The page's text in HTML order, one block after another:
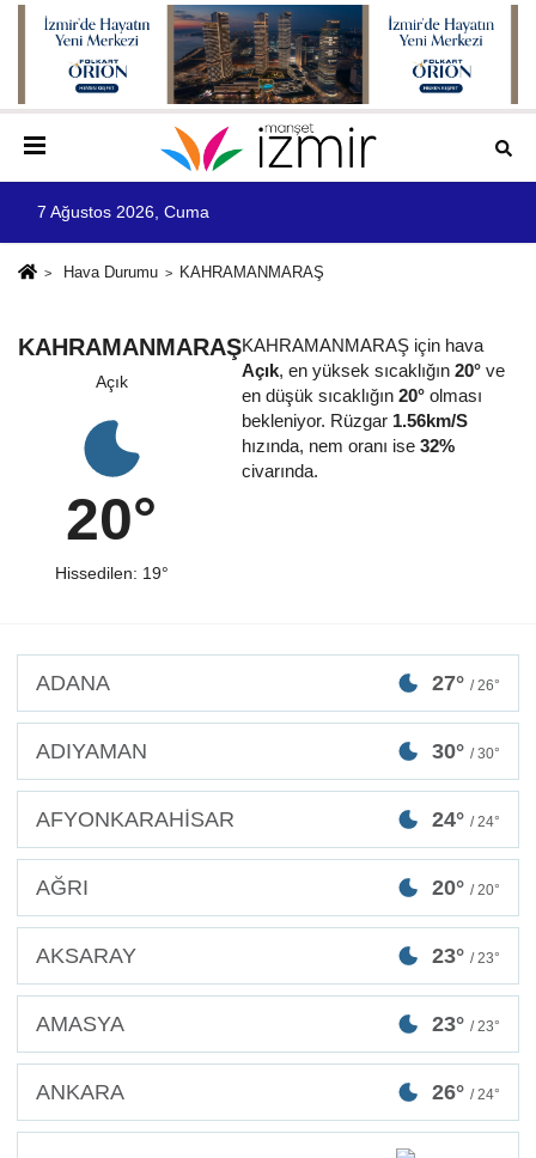
7 Ağustos 2026, Cuma
Hava Durumu KAHRAMANMARAŞ
KAHRAMANMARAŞ
Açık
20°
Hissedilen: 19°
KAHRAMANMARAŞ için hava
Açık, en yüksek sıcaklığın 20°ve
en düşük sıcaklığın 20°olması
bekleniyor. Rüzgar 1.56km/S
hızında, nem oranı ise 32%
civarında.
ADANA 27° / 26°
ADIYAMAN 30° / 30°
AFYONKARAHİSAR 24° / 24°
AĞRI 20° / 20°
AKSARAY 23° / 23°
AMASYA 23° / 23°
ANKARA 26° / 24°